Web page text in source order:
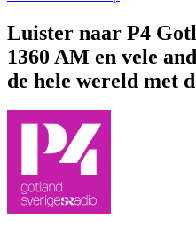
Luister naar P4
1360 AM en vele
de hele wereld met